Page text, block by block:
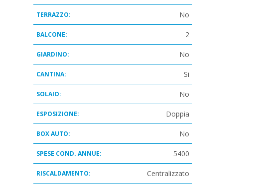
TERRAZZO: No
BALCONE: 2
GIARDINO: No
CANTINA: Si
SOLAIO: No
ESPOSIZIONE: Doppia
BOX AUTO: No
SPESE COND. ANNUE: 5400
RISCALDAMENTO: Centralizzato